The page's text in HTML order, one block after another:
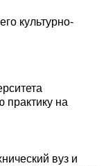
культурно-
практику на
вуз и